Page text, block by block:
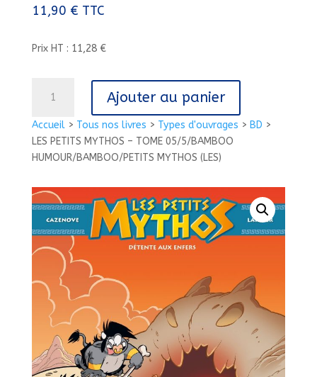
Accueil> Tous nos livres > Types d'ouvrages > BD >
LES PETITS MYTHOS – TOME 05/5/BAMBOO
HUMOUR/BAMBOO/PETITS MYTHOS (LES)
11,90 € TTC
Prix HT : 11,28 €
LES
PETITS
MYTHOS
05/5/BAMBOO
HUMOUR/BAMBOO/PETITS
MYTHOS
(LES)
Ajouter au panier